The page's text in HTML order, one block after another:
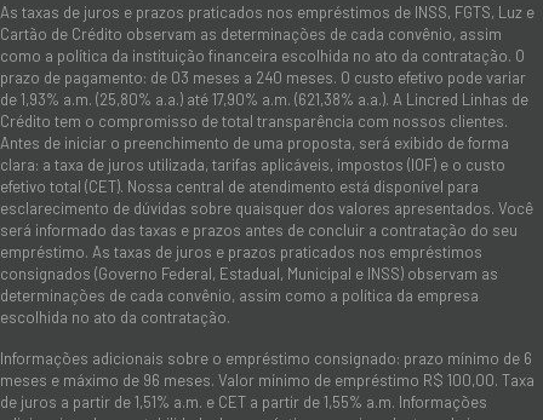
As taxas de juros e prazos praticados nos empréstimos de INSS, FGTS, Luz e
Cartão de Crédito observam as determinações de cada convênio, assim
como a política da instituição financeira escolhida no ato da contratação. O
prazo de pagamento: de 03 meses a 240 meses. O custo efetivo pode variar
de 1,93% a.m. (25,80% a.a.) até 17,90% a.m. (621,38% a.a.). A Lincred Linhas de
Crédito tem o compromisso de total transparência com nossos clientes.
Antes de iniciar o preenchimento de uma proposta, será exibido de forma
clara: a taxa de juros utilizada, tarifas aplicáveis, impostos (IOF) e o custo
efetivo total (CET). Nossa central de atendimento está disponível para
esclarecimento de dúvidas sobre quaisquer dos valores apresentados. Você
será informado das taxas e prazos antes de concluir a contratação do seu
empréstimo. As taxas de juros e prazos praticados nos empréstimos
consignados (Governo Federal, Estadual, Municipal e INSS) observam as
determinações de cada convênio, assim como a política da empresa
escolhida no ato da contratação.
Informações adicionais sobre o empréstimo consignado: prazo mínimo de 6
meses e máximo de 96 meses. Valor mínimo de empréstimo R$ 100,00. Taxa
de juros a partir de 1,51% a.m. e CET a partir de 1,55% a.m. Informações